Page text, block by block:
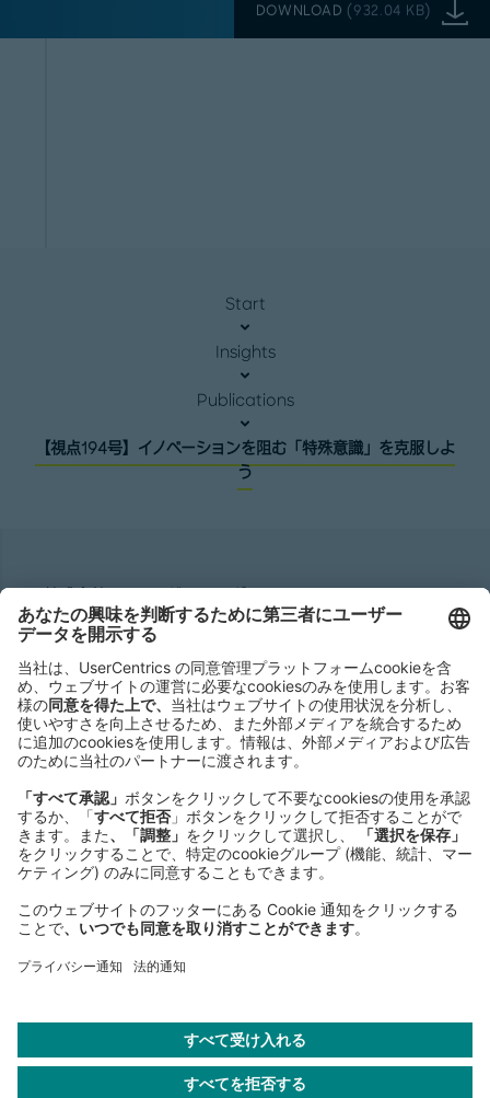
DOWNLOAD (932.04 KB)
Start
Insights
Publications
【視点194号】イノベーションを阻む「特殊意識」を克服しよ
う
株式会社ローランド ･ ベルガー
Roland Berger GmbH
80538 Munich
Germany
Phone:
+49 89 9230-0
Fax:
+49 89 9230-8202
Mail:
Send us a message
NEWSROOM
LEGAL
HELP
PRIVACY
COOKIES